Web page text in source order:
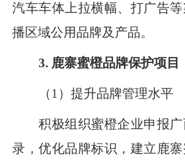
汽车车体上拉横幅、打广告
播区域公用品牌及产品。
3. 鹿寨蜜橙品牌保护项目
（ 1）提升品牌管理水平
积极组织蜜橙企业申报广
录，优化品牌标识，建立鹿